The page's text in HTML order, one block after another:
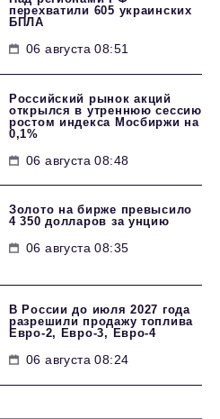
перехватили 605 украинских
БПЛА
06 августа 08:51
Российский рынок акций
открылся в утреннюю сессию
ростом индекса Мосбиржи на
0,1%
06 августа 08:48
Золото на бирже превысило
4 350 долларов за унцию
06 августа 08:35
В России до июля 2027 года
разрешили продажу топлива
Евро-2, Евро-3, Евро-4
06 августа 08:24